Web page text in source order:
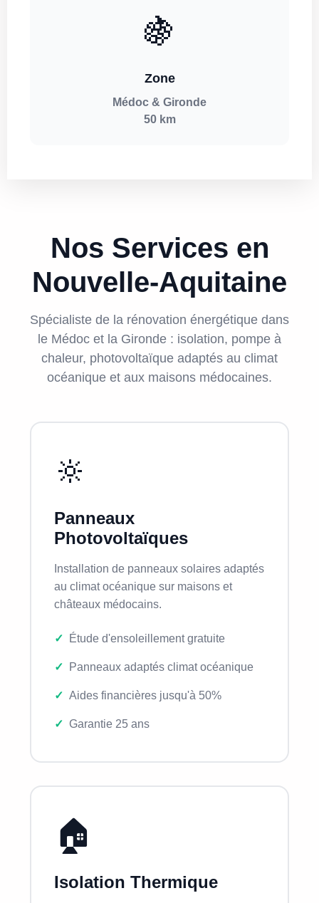
🍇
Zone
Médoc & Gironde
50 km
Nos Services en
Nouvelle-Aquitaine
Spécialiste de la rénovation énergétique dans
le Médoc et la Gironde : isolation, pompe à
chaleur, photovoltaïque adaptés au climat
océanique et aux maisons médocaines.
🔆
Panneaux
Photovoltaïques
Installation de panneaux solaires adaptés
au climat océanique sur maisons et
châteaux médocains.
Étude d'ensoleillement gratuite
Panneaux adaptés climat océanique
Aides financières jusqu'à 50%
Garantie 25 ans
🏠
Isolation Thermique